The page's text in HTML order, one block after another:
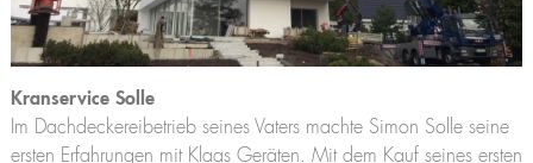
Kranservice Solle
Im Dachdeckereibetrieb seines Vaters machte Simon Solle seine
ersten Erfahrungen mit Klaas Geräten. Mit dem Kauf seines ersten